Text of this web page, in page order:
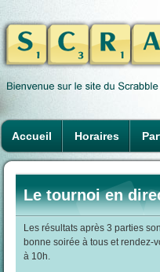
Accueil Horaires
Le tournoi en
Les résultats après 3 parties
bonne soirée à tous et rendez-
à 10h.